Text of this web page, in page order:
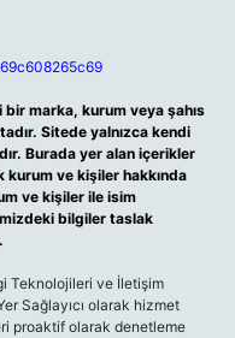
marka, kurum veya şahıs
Sitede yalnızca kendi
Burada yer alan içerikler
ve kişiler hakkında
ve kişiler ile isim
bilgiler taslak
Teknolojileri ve İletişim
Sağlayıcı olarak hizmet
proaktif olarak denetleme